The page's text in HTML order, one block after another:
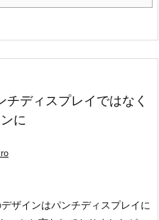
ディスプレイではなく
に
ザインはパンチディスプレイに